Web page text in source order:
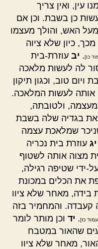
עין, ואין צריך
כן בשבת. וכן אם
האש, והולך מעצמו
כיון שלא ציוה
כו]. יב עוזרת-בית
לה לעשות מלאכה
טוב, וכגון תיקון
אותה לעשות המלאכה.
ולטובתה,
את בגדיה שלה בשבת
שמלאכת עצמה
יג עוזרת בית נכריה
מצוה אותה לשטוף
ידי שטיפה רגילה,
את הכלים במכונת
בידה, מאחר שלא ציוו
קעבדה. והמחמיר בזה
כז]. יד וכן מותר לומר
שהאור במטבח
מאחר שלא ציוו